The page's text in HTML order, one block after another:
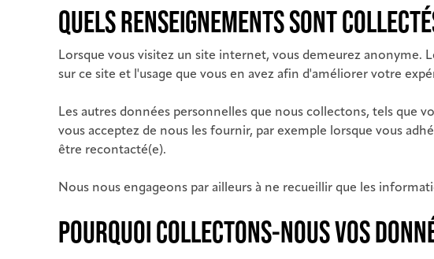
QUELS RENSEIGNEMENTS SONT
Lorsque vous visitez un site internet, vous demeurez
sur ce site et l'usage que vous en avez afin d'améliorer votre
Les autres données personnelles que nous collectons, tels que
vous acceptez de nous les fournir, par exemple lorsque vous
être recontacté(e).
Nous nous engageons par ailleurs à ne recueillir que les
POURQUOI COLLECTONS-NOUS VOS